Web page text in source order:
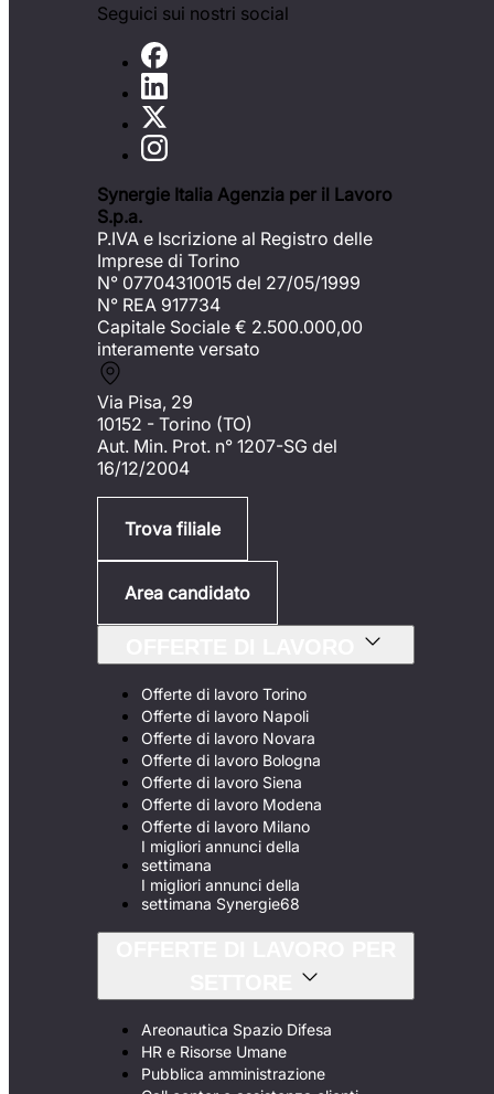
Seguici sui nostri social
Synergie Italia Agenzia per il Lavoro
S.p.a.
P.IVA e Iscrizione al Registro delle
Imprese di Torino
N° 07704310015 del 27/05/1999
N° REA 917734
Capitale Sociale € 2.500.000,00
interamente versato
Via Pisa, 29
10152 - Torino (TO)
Aut. Min. Prot. n° 1207-SG del
16/12/2004
Trova filiale
Area candidato
Offerte di lavoro Torino
Offerte di lavoro Napoli
Offerte di lavoro Novara
Offerte di lavoro Bologna
Offerte di lavoro Siena
Offerte di lavoro Modena
Offerte di lavoro Milano
I migliori annunci della
settimana
I migliori annunci della
settimana Synergie68
Areonautica Spazio Difesa
HR e Risorse Umane
Pubblica amministrazione